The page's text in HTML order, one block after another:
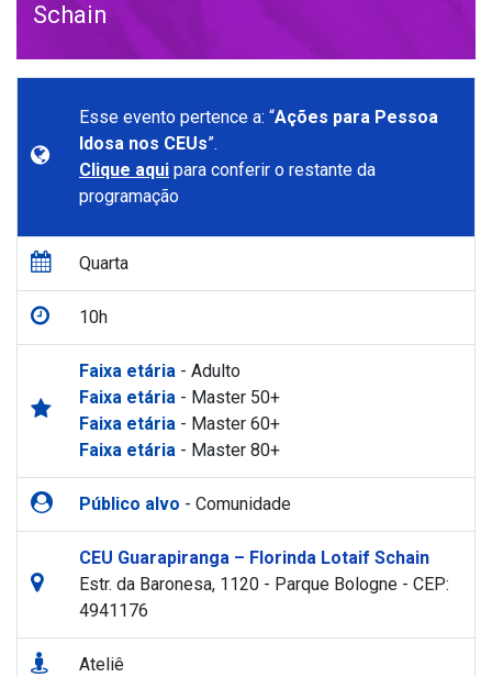
Schain
Esse evento pertence a: “Ações para Pessoa
Idosa nos CEUs”.
Clique aqui para conferir o restante da
programação
Quarta
10h
Faixa etária - Adulto
Faixa etária - Master 50+
Faixa etária - Master 60+
Faixa etária - Master 80+
Público alvo - Comunidade
CEU Guarapiranga – Florinda Lotaif Schain
Estr. da Baronesa, 1120 - Parque Bologne - CEP:
4941176
Ateliê